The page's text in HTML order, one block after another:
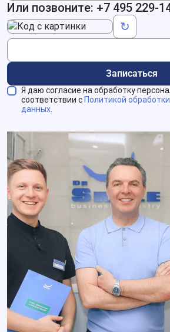
Записаться
Или позвоните: +7 495 229-
↻
Код с картинки
Я даю согласие на обработку
соответствии с Политикой
данных